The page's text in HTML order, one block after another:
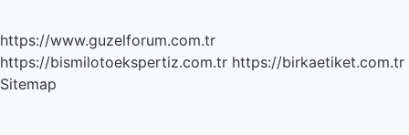
https://www.guzelforum.com.tr
https://bismilotoekspertiz.com.tr https://birkaetiket.com.tr
Sitemap